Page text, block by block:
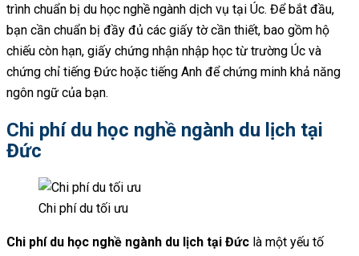
trình chuẩn bị du học nghề ngành dịch vụ tại Úc. Để bắt đầu,
bạn cần chuẩn bị đầy đủ các giấy tờ cần thiết, bao gồm hộ
chiếu còn hạn, giấy chứng nhận nhập học từ trường Úc và
chứng chỉ tiếng Đức hoặc tiếng Anh để chứng minh khả năng
ngôn ngữ của bạn.
Chi phí du học nghề ngành du lịch tại
Đức
Chi phí du tối ưu
Chi phí du học nghề ngành du lịch tại Đức là một yếu tố